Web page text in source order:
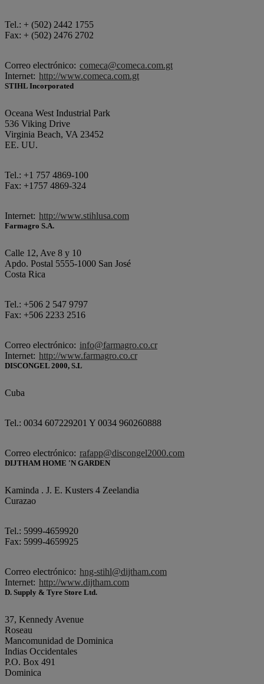
Tel.: + (502) 2442 1755
Fax: + (502) 2476 2702
Correo electrónico: comeca@comeca.com.gt
Internet: http://www.comeca.com.gt
STIHL Incorporated
Oceana West Industrial Park
536 Viking Drive
Virginia Beach, VA 23452
EE. UU.
Tel.: +1 757 4869-100
Fax: +1757 4869-324
Internet: http://www.stihlusa.com
Farmagro S.A.
Calle 12, Ave 8 y 10
Apdo. Postal 5555-1000 San José
Costa Rica
Tel.: +506 2 547 9797
Fax: +506 2233 2516
Correo electrónico: info@farmagro.co.cr
Internet: http://www.farmagro.co.cr
DISCONGEL 2000, S.L
Cuba
Tel.: 0034 607229201 Y 0034 960260888
Correo electrónico: rafapp@discongel2000.com
DIJTHAM HOME 'N GARDEN
Kaminda . J. E. Kusters 4 Zeelandia
Curazao
Tel.: 5999-4659920
Fax: 5999-4659925
Correo electrónico: hng-stihl@dijtham.com
Internet: http://www.dijtham.com
D. Supply & Tyre Store Ltd.
37, Kennedy Avenue
Roseau
Mancomunidad de Dominica
Indias Occidentales
P.O. Box 491
Dominica